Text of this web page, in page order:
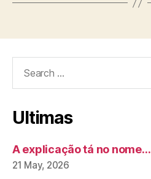
Ultimas
A explicação tá no nome…
21 May, 2026